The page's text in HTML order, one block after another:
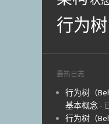
行为树
最热日志
行为树（
基本概念-
行为树（